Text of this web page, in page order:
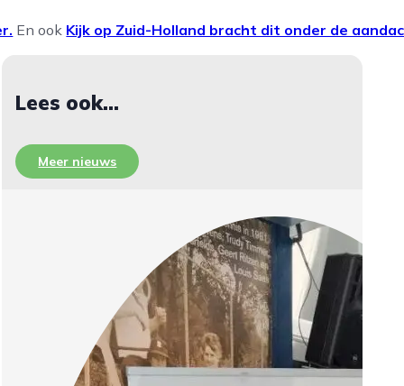
En ook Kijk op Zuid-Holland bracht dit onder de
Lees ook...
Meer nieuws